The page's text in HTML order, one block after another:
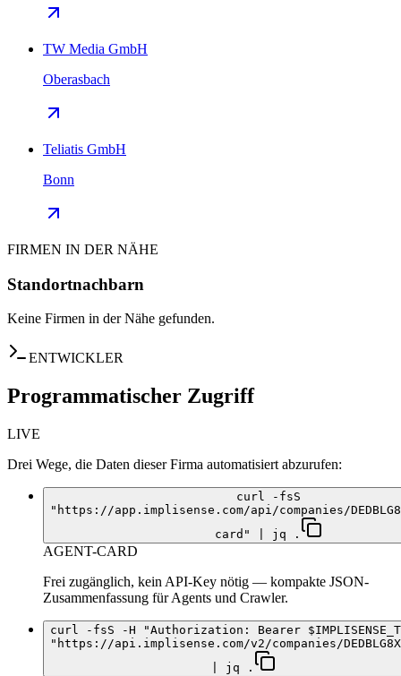
TW Media GmbH
Oberasbach
Teliatis GmbH
Bonn
FIRMEN IN DER NÄHE
Standortnachbarn
Keine Firmen in der Nähe gefunden.
ENTWICKLER
Programmatischer Zugriff
LIVE
Drei Wege, die Daten dieser Firma automatisiert abzurufen:
curl -fsS
"https://app.implisense.com/api/companies/
card" | jq .
AGENT-CARD
Frei zugänglich, kein API-Key nötig — kompakte JSON-
Zusammenfassung für Agents und Crawler.
curl -fsS -H "Authorization: Bearer
"https://api.implisense.com/v2/companies/
| jq .